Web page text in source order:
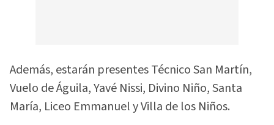
Además, estarán presentes Técnico San Martín,
Vuelo de Águila, Yavé Nissi, Divino Niño, Santa
María, Liceo Emmanuel y Villa de los Niños.